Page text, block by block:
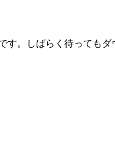
す。しばらく待っても